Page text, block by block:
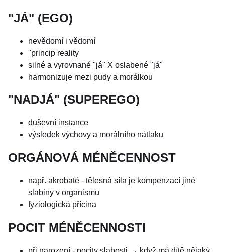
"JÁ" (EGO)
nevědomí i vědomí
"princip reality
silné a vyrovnané "já" X oslabené "já"
harmonizuje mezi pudy a morálkou
"NADJÁ" (SUPEREGO)
duševní instance
výsledek výchovy a morálního nátlaku
ORGÁNOVÁ MÉNĚCENNOST
např. akrobaté - tělesná síla je kompenzací jiné
slabiny v organismu
fyziologická přícina
POCIT MÉNĚCENNOSTI